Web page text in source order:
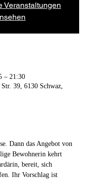
Veranstaltungen
– 21:30
39, 6130 Schwaz,
Dann das Angebot von
Bewohnerin kehrt
bereit, sich
Ihr Vorschlag ist